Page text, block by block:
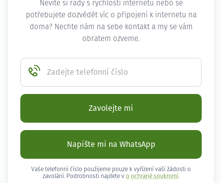
Nevíte si rady s rychlostí internetu nebo se
potřebujete dozvědět víc o připojení k internetu na
doma? Nechte nám na sebe kontakt a my se vám
obratem ozveme.
Zadejte telefonní číslo
Zavolejte mi
Napište mi na WhatsApp
Vaše telefonní číslo použijeme pouze k vyřízení vaší žádosti o
zavolání. Podrobnosti najdete v o ochraně soukromí .